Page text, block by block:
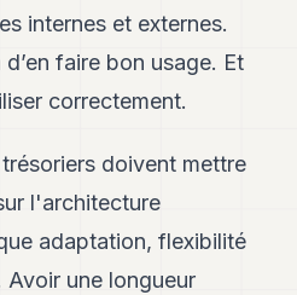
internes et externes.
faire bon usage. Et
correctement.
doivent mettre
l'architecture
adaptation, flexibilité
une longueur